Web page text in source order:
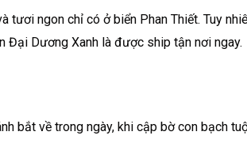
tươi ngon chỉ có ở biển Phan Thiết. Tuy
Đại Dương Xanh là được ship tận nơi ngay.
bắt về trong ngày, khi cập bờ con bạch